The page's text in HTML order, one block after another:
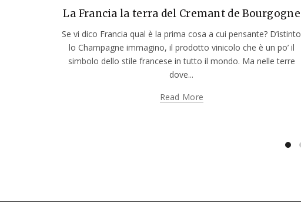
La Francia la terra del Cremant de Bourgogne
Se vi dico Francia qual è la prima cosa a cui pensante? D’istinto
lo Champagne immagino, il prodotto vinicolo che è un po’ il
simbolo dello stile francese in tutto il mondo. Ma nelle terre
dove...
Read More